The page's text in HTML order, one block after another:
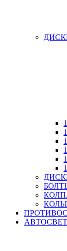
АВТОСВЕТ